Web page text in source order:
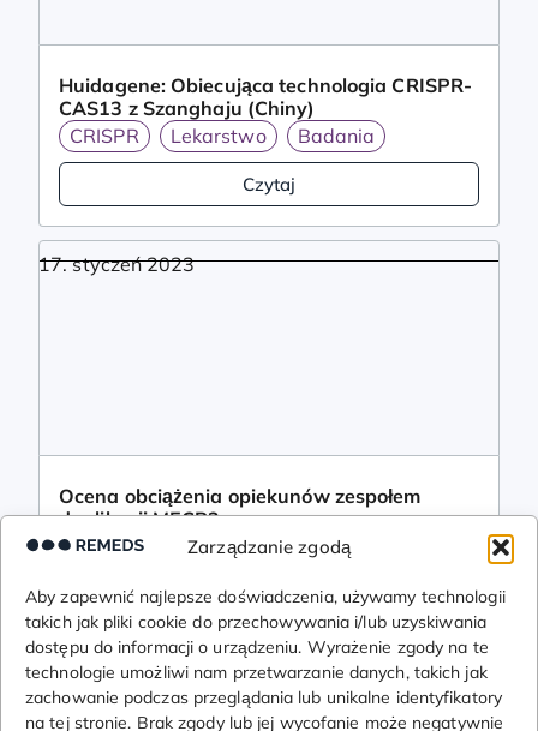
Zarządzanie zgodą
Aby zapewnić najlepsze doświadczenia, używamy technologii
takich jak pliki cookie do przechowywania i/lub uzyskiwania
dostępu do informacji o urządzeniu. Wyrażenie zgody na te
technologie umożliwi nam przetwarzanie danych, takich jak
zachowanie podczas przeglądania lub unikalne identyfikatory
na tej stronie. Brak zgody lub jej wycofanie może negatywnie
Huidagene: Obiecująca technologia CRISPR-
CAS13 z Szanghaju (Chiny)
CRISPR
Lekarstwo Badania
Czytaj
17. styczeń 2023
Ocena obciążenia opiekunów zespołem
duplikacji MECP2
Publikacja
Czytaj